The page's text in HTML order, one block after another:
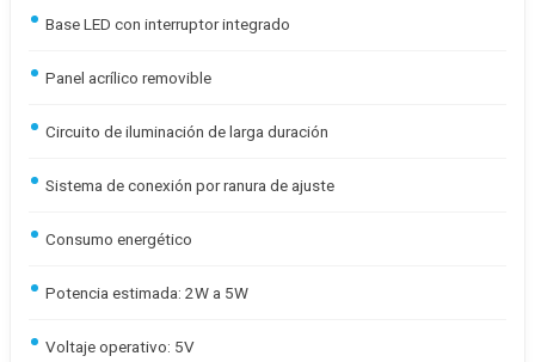
Base LED con interruptor integrado
Panel acrílico removible
Circuito de iluminación de larga duración
Sistema de conexión por ranura de ajuste
Consumo energético
Potencia estimada: 2W a 5W
Voltaje operativo: 5V